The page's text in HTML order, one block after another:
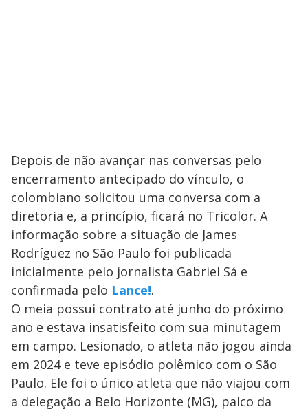
Depois de não avançar nas conversas pelo
encerramento antecipado do vínculo, o
colombiano solicitou uma conversa com a
diretoria e, a princípio, ficará no Tricolor. A
informação sobre a situação de James
Rodríguez no São Paulo foi publicada
inicialmente pelo jornalista Gabriel Sá e
confirmada pelo Lance!.
O meia possui contrato até junho do próximo
ano e estava insatisfeito com sua minutagem
em campo. Lesionado, o atleta não jogou ainda
em 2024 e teve episódio polêmico com o São
Paulo. Ele foi o único atleta que não viajou com
a delegação a Belo Horizonte (MG), palco da